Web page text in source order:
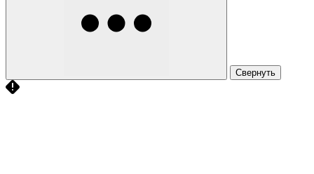
Свернуть